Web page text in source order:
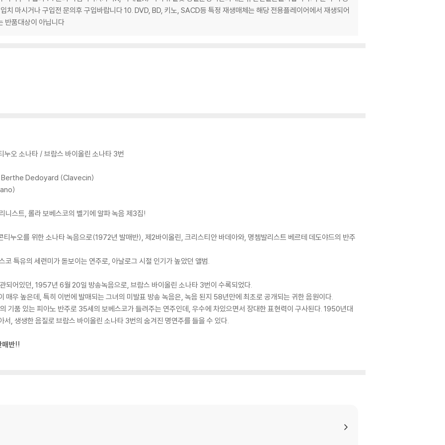
치 마시거나 구입전 문의후 구입바랍니다 10. DVD, BD, 키노, SACD등 특정 재생매체는 해당 전용플레이어에서 재생되어
반품대상이 아닙니다
오 소나타 / 브람스 바이올린 소나타 3번
Dedoyard (Clavecin)
스트, 롤라 보베스코의 벨기에 알파 녹음 제3집!
누오를 위한 소나타 녹음으로(1972년 발매반), 제2바이올린, 크리스티안 바데아와, 명쳄발리스트 베르테 데도야드의 반주
특유의 세련미가 돋보이는 연주로, 아날로그 시절 인기가 높았던 앨범.
되어있던, 1957년 6월 20일 방송녹음으로, 브람스 바이올린 소나타 3번이 수록되었다.
우 높은데, 특히 이번에 발매되는 그녀의 미발표 방송 녹음은, 녹음 된지 58년만에 최초로 공개되는 귀한 음원이다.
기품 있는 피아노 반주로 35세의 보베스코가 들려주는 연주인데, 우수에 차있으면서 장대한 표현력이 구사된다. 1950년대
, 생생한 음질로 브람스 바이올린 소나타 3번의 숨겨진 명연주를 들을 수 있다.
매반!!